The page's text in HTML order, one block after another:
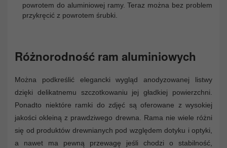
powrotem do aluminiowej ramy. Teraz można bez problem
przykręcić z powrotem śrubki.
Różnorodność ram aluminiowych
Można podkreślić elegancki wygląd anodyzowanej listwy
dzięki delikatnemu szczotkowaniu jej gładkiej powierzchni.
Ponadto niektóre ramki do zdjęć są oferowane z wysokiej
jakości okleiną z prawdziwego drewna. Rama nie wiele różni
się od produktów drewnianych pod względem dotyku i optyki,
a nawet ma pewną przewagę jeśli chodzi o stabilność,